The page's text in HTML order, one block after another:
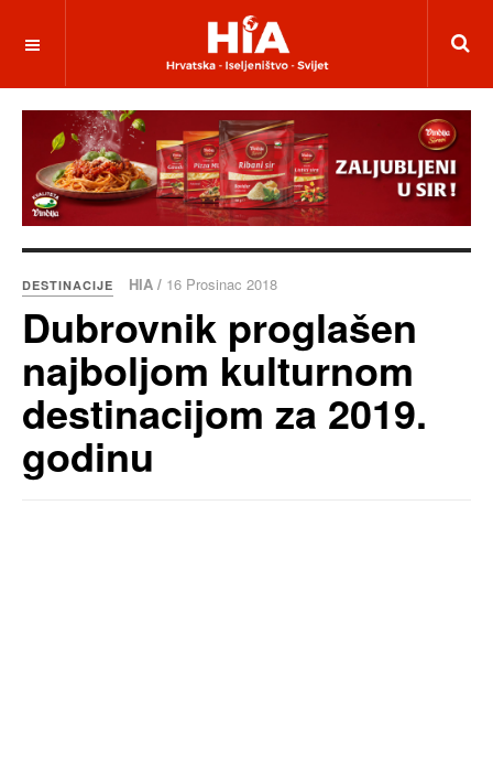
DESTINACIJE HIA / 16 Prosinac 2018
Dubrovnik proglašen
najboljom kulturnom
destinacijom za 2019.
godinu